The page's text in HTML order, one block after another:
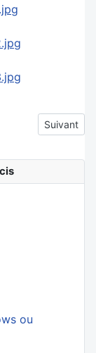
ou
TwinheadArticle
Suivant